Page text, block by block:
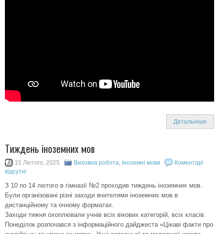
Детальніше
Тиждень іноземних мов
15 Лютого, 2025 Виховна робота, Іноземні мови
Коментарі
відсутні
З 10 по 14 лютого в гімназії №2 проходив тиждень іноземних мов.
Були організовані різні заходи вчителями іноземних мов в
дистанційному та очному форматах.
Заходи тижня охоплювали учнів всіх вікових категорій, всіх класів.
Понеділок розпочався з інформаційного дайджеста «Цікаві факти про